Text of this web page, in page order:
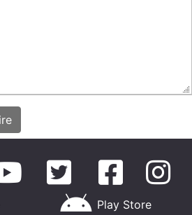
Play Store